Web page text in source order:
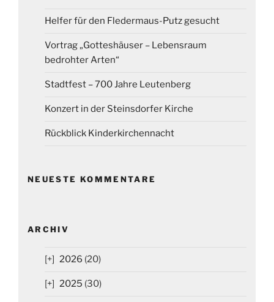
Helfer für den Fledermaus-Putz gesucht
Vortrag „Gotteshäuser – Lebensraum
bedrohter Arten“
Stadtfest – 700 Jahre Leutenberg
Konzert in der Steinsdorfer Kirche
Rückblick Kinderkirchennacht
NEUESTE KOMMENTARE
ARCHIV
2026 (20)
2025 (30)